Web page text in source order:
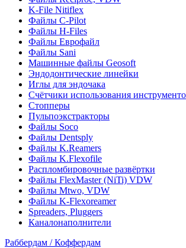
K-File Nitiflex
Файлы C-Pilot
Файлы H-Files
Файлы Еврофайл
Файлы Sani
Машинные файлы Geosoft
Эндодонтические линейки
Иглы для эндочака
Счётчики использования
Стопперы
Пульпоэкстракторы
Файлы Soco
Файлы Dentsply
Файлы K.Reamers
Файлы K.Flexofile
Распломбировочные развёртки
Файлы FlexMaster (NiTi) VDW
Файлы Mtwo, VDW
Файлы K-Flexoreamer
Spreaders, Pluggers
Каналонаполнители
Раббердам / Коффердам